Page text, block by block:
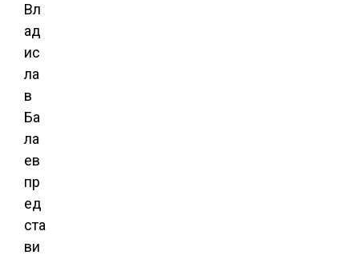
Вл
ад
ис
ла
в
Ба
ла
ев
пр
ед
ста
ви